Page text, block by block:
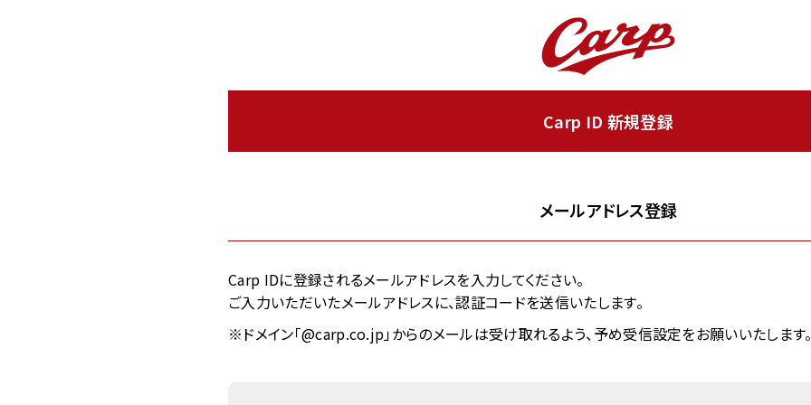
Carp ID 新規登録
メールアドレス登録
Carp IDに登録されるメールアドレスを入力してください。
ご入力いただいたメールアドレスに、認証コードを送信いたします。
※ドメイン「@carp.co.jp」からのメールは受け取れるよう、予め受信設定をお願いいたします